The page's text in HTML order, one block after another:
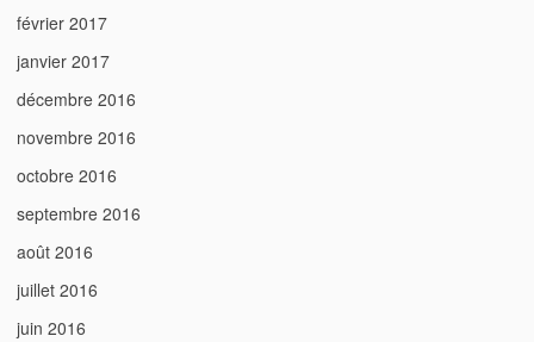
février 2017
janvier 2017
décembre 2016
novembre 2016
octobre 2016
septembre 2016
août 2016
juillet 2016
juin 2016